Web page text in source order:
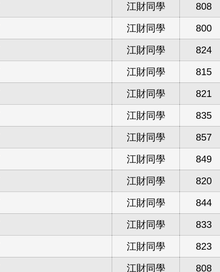
江財同學 808
江財同學 800
江財同學 824
江財同學 815
江財同學 821
江財同學 835
江財同學 857
江財同學 849
江財同學 820
江財同學 844
江財同學 833
江財同學 823
江財同學 808